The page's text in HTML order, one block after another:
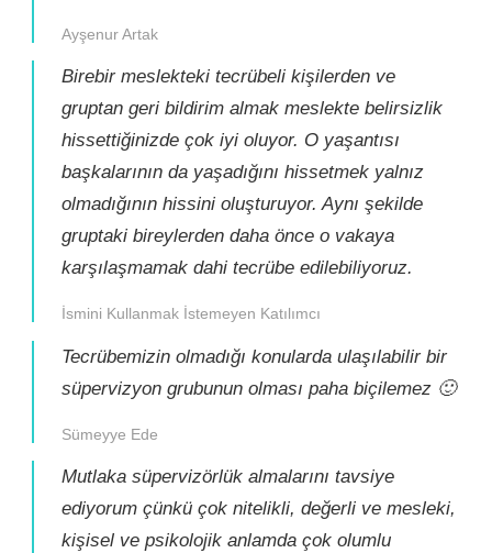
Ayşenur Artak
Birebir meslekteki tecrübeli kişilerden ve
gruptan geri bildirim almak meslekte belirsizlik
hissettiğinizde çok iyi oluyor. O yaşantısı
başkalarının da yaşadığını hissetmek yalnız
olmadığının hissini oluşturuyor. Aynı şekilde
gruptaki bireylerden daha önce o vakaya
karşılaşmamak dahi tecrübe edilebiliyoruz.
İsmini Kullanmak İstemeyen Katılımcı
Tecrübemizin olmadığı konularda ulaşılabilir bir
süpervizyon grubunun olması paha biçilemez 🙂
Sümeyye Ede
Mutlaka süpervizörlük almalarını tavsiye
ediyorum çünkü çok nitelikli, değerli ve mesleki,
kişisel ve psikolojik anlamda çok olumlu